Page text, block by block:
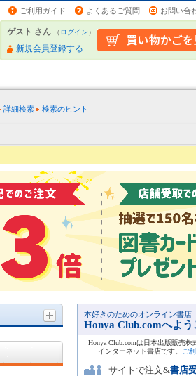
ご利用ガイド よくあるご質問 お問い合
ゲスト さん （ログイン）
新規会員登録する
詳細検索 検索のヒント
本好きのためのオンライン書店
Honya Club.comへよう
Honya Club.comは日本出版販売株
インターネット書店です。
ご
サイトで注文&書店